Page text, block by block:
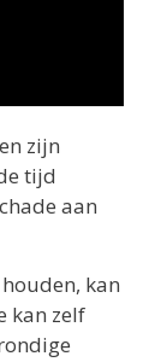
zijn
tijd
aan
kan
kan zelf